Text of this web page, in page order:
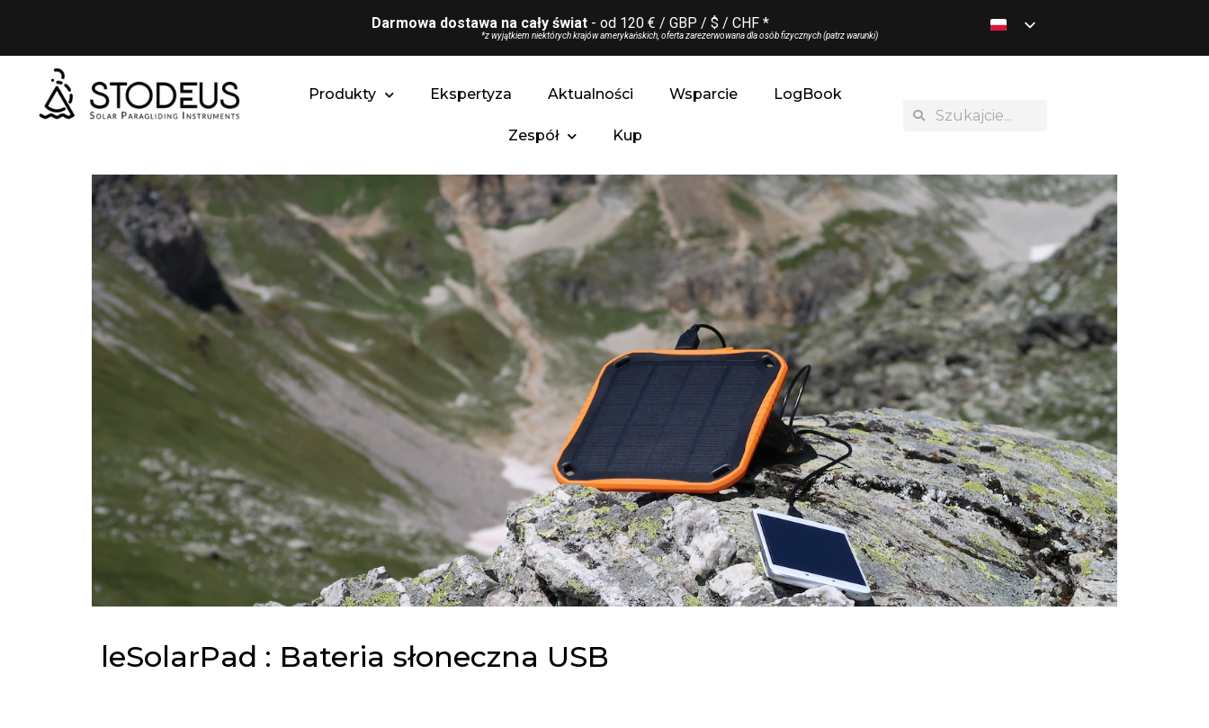
Darmowa dostawa na cały świat- od 120 € / GBP / $ / CHF *
*z wyjątkiem niektórych krajów amerykańskich, oferta zarezerwowana dla osób fizycznych (patrz warunki)
Produkty Ekspertyza Aktualności Wsparcie LogBook
Zespół Kup
leSolarPad : Bateria słoneczna USB